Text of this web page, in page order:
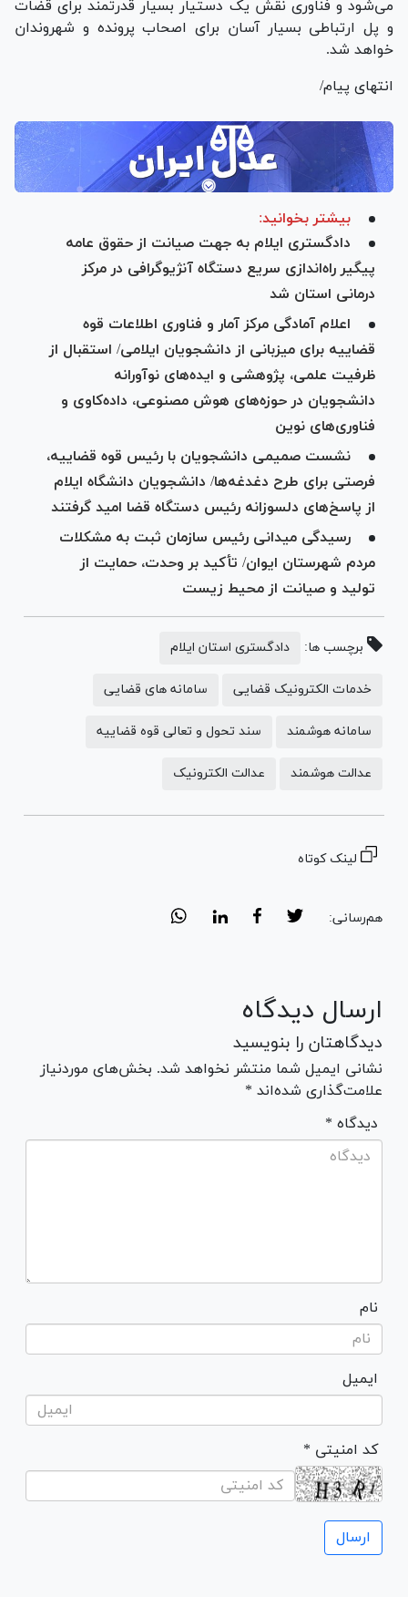
می‌شود و فناوری نقش یک دستیار بسیار قدرتمند برای قضات
و پل ارتباطی بسیار آسان برای اصحاب پرونده و شهروندان
خواهد شد.
انتهای پیام/
بیشتر بخوانید:
دادگستری ایلام به جهت صیانت از حقوق عامه
پیگیر راه‌اندازی سریع دستگاه آنژیوگرافی در مرکز
درمانی استان شد
اعلام آمادگی مرکز آمار و فناوری اطلاعات قوه
قضاییه برای میزبانی از دانشجویان ایلامی/ استقبال از
ظرفیت علمی، پژوهشی و ایده‌های نوآورانه
دانشجویان در حوزه‌های هوش مصنوعی، داده‌کاوی و
فناوری‌های نوین
نشست صمیمی دانشجویان با رئیس قوه قضاییه،
فرصتی برای طرح دغدغه‌ها/ دانشجویان دانشگاه ایلام
از پاسخ‌های دلسوزانه رئیس دستگاه قضا امید گرفتند
رسیدگی میدانی رئیس سازمان ثبت به مشکلات
مردم شهرستان ایوان/ تأکید بر وحدت، حمایت از
تولید و صیانت از محیط زیست
برچسب ها: دادگستری استان ایلام
خدمات الکترونیک قضایی سامانه های قضایی
سامانه هوشمند سند تحول و تعالی قوه قضاییه
عدالت هوشمند عدالت الکترونیک
لینک کوتاه
هم‌رسانی:
ارسال دیدگاه
دیدگاهتان را بنویسید
نشانی ایمیل شما منتشر نخواهد شد. بخش‌های موردنیاز
علامت‌گذاری شده‌اند *
* دیدگاه
نام
ایمیل
* کد امنیتی